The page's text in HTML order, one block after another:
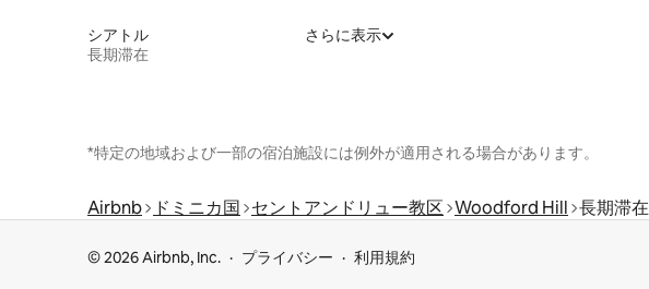
シアトル
長期滞在
さらに表示
*特定の地域および一部の宿泊施設には例外が適用される場合があります。
Airbnb ドミニカ国 セントアンドリュー教区 Woodford Hill 長期滞在
© 2026 Airbnb, Inc. プライバシー 利用規約